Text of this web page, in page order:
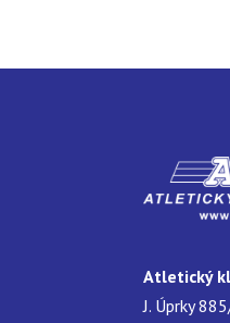
Atletický
J. Úprky